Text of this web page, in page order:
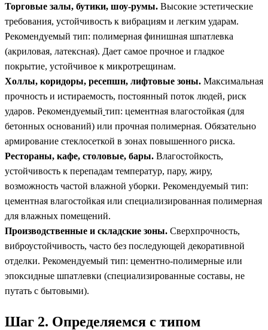
Торговые залы, бутики, шоу-румы. Высокие эстетические
требования, устойчивость к вибрациям и легким ударам.
Рекомендуемый тип: полимерная финишная шпатлевка
(акриловая, латексная). Дает самое прочное и гладкое
покрытие, устойчивое к микротрещинам.
Холлы, коридоры, ресепшн, лифтовые зоны. Максимальная
прочность и истираемость, постоянный поток людей, риск
ударов. Рекомендуемый тип: цементная влагостойкая (для
бетонных оснований) или прочная полимерная. Обязательно
армирование стеклосеткой в зонах повышенного риска.
Рестораны, кафе, столовые, бары. Влагостойкость,
устойчивость к перепадам температур, пару, жиру,
возможность частой влажной уборки. Рекомендуемый тип:
цементная влагостойкая или специализированная полимерная
для влажных помещений.
Производственные и складские зоны. Сверхпрочность,
виброустойчивость, часто без последующей декоративной
отделки. Рекомендуемый тип: цементно-полимерные или
эпоксидные шпатлевки (специализированные составы, не
путать с бытовыми).
Шаг 2. Определяемся с типом